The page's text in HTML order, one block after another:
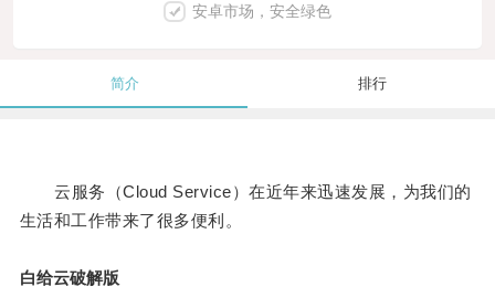
安卓市场，安全绿色
简介 排行
云服务（Cloud Service）在近年来迅速发展，为我们的
生活和工作带来了很多便利。
白给云破解版